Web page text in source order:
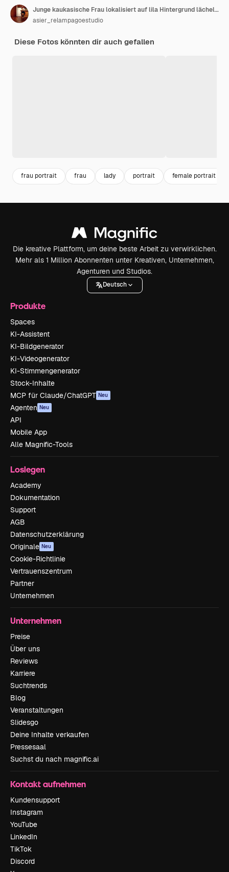
Junge kaukasische Frau lokalisiert auf lila Hintergrund lächelnd und zeigt eine Herzform mit Händen.
asier_relampagoestudio
Diese Fotos könnten dir auch gefallen
frau portrait frau lady portrait female portrait
Die kreative Plattform, um deine beste Arbeit zu verwirklichen.
Mehr als 1 Million Abonnenten unter Kreativen, Unternehmen,
Agenturen und Studios.
Deutsch
Produkte
Spaces
KI-Assistent
KI-Bildgenerator
KI-Videogenerator
KI-Stimmengenerator
Stock-Inhalte
MCP für Claude/ChatGPT Neu
Agenten Neu
API
Mobile App
Alle Magnific-Tools
Loslegen
Academy
Dokumentation
Support
AGB
Datenschutzerklärung
Originale Neu
Cookie-Richtlinie
Vertrauenszentrum
Partner
Unternehmen
Unternehmen
Preise
Über uns
Reviews
Karriere
Suchtrends
Blog
Veranstaltungen
Slidesgo
Deine Inhalte verkaufen
Pressesaal
Suchst du nach magnific.ai
Kontakt aufnehmen
Kundensupport
Instagram
YouTube
LinkedIn
TikTok
Discord